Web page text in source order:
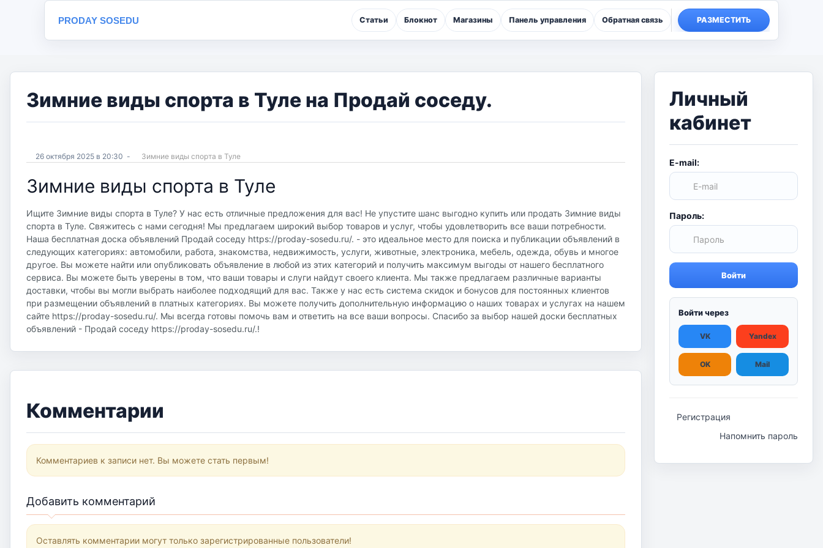
PRODAY SOSEDU Статьи Блокнот Магазины Панель управления Обратная связь РАЗМЕСТИТЬ
Зимние виды спорта в Туле на Продай соседу.
26 октября 2025 в 20:30 - Зимние виды спорта в Туле
Зимние виды спорта в Туле
Ищите Зимние виды спорта в Туле? У нас есть отличные предложения для вас! Не упустите шанс выгодно купить или продать Зимние виды
спорта в Туле. Свяжитесь с нами сегодня! Мы предлагаем широкий выбор товаров и услуг, чтобы удовлетворить все ваши потребности.
Наша бесплатная доска объявлений Продай соседу https://proday-sosedu.ru/. - это идеальное место для поиска и публикации объявлений в
следующих категориях: автомобили, работа, знакомства, недвижимость, услуги, животные, электроника, мебель, одежда, обувь и многое
другое. Вы можете найти или опубликовать объявление в любой из этих категорий и получить максимум выгоды от нашего бесплатного
сервиса. Вы можете быть уверены в том, что ваши товары и слуги найдут своего клиента. Мы также предлагаем различные варианты
доставки, чтобы вы могли выбрать наиболее подходящий для вас. Также у нас есть система скидок и бонусов для постоянных клиентов
при размещении объявлений в платных категориях. Вы можете получить дополнительную информацию о наших товарах и услугах на нашем
сайте https://proday-sosedu.ru/. Мы всегда готовы помочь вам и ответить на все ваши вопросы. Спасибо за выбор нашей доски бесплатных
объявлений - Продай соседу https://proday-sosedu.ru/.!
Комментарии
Комментариев к записи нет. Вы можете стать первым!
Добавить комментарий
Оставлять комментарии могут только зарегистрированные пользователи!
Личный
кабинет
E-mail:
Пароль:
Войти
Войти через
VK Yandex
OK Mail
Регистрация
Напомнить пароль